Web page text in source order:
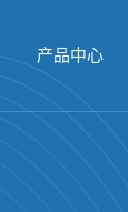
产品中心